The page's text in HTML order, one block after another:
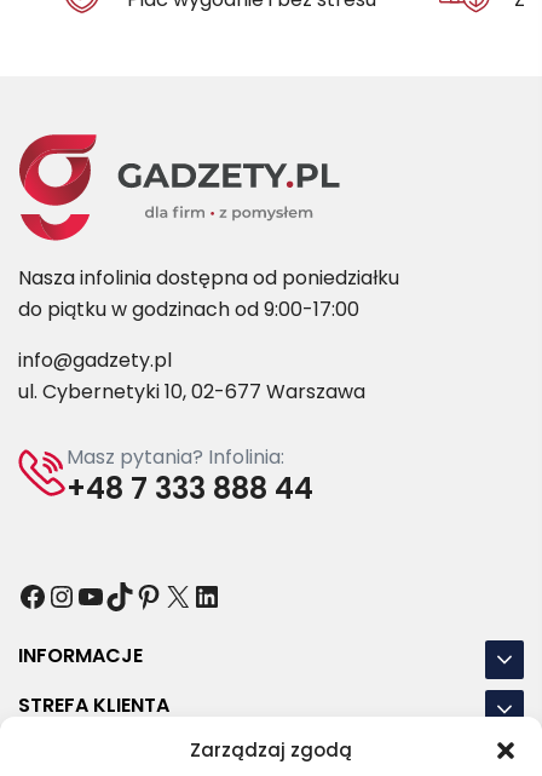
Zarządzaj zgodą
Nasza infolinia dostępna od poniedziałku
do piątku w godzinach od 9:00-17:00
info@gadzety.pl
ul. Cybernetyki 10, 02-677 Warszawa
Masz pytania? Infolinia:
+48 7 333 888 44
Facebook
Instagram
YouTube
TikTok
Pinterest
X LinkedIn
INFORMACJE
STREFA KLIENTA
NASZE LOKALIZACJE